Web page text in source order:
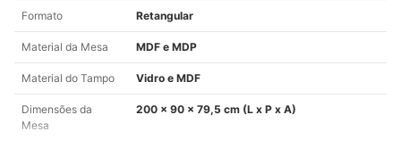
Formato Retangular
Material da Mesa MDF e MDP
Material do Tampo Vidro e MDF
Dimensões da
Mesa
200 x 90 x 79,5 cm (L x P x A)